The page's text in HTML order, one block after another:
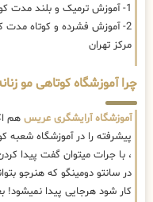
1- آموزش ترمیک و بلند مدت کوتاهی مو زنانه در سانتو دومینگو
2- آموزش فشرده و کوتاه مدت
مرکز تهران
چرا آموزشگاه کوتاهی مو
آموزشگاه آرایشگری عریس هم
پیشرفته را در آموزشگاه شعبه
، با جرات میتوان گفت پیدا
در سانتو دومینگو که هنرجو
کار شود هرجایی پیدا نمیشود!